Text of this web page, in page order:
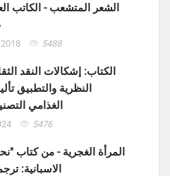
الشعر المتشعب - الكاتب
5488
الكتاب: إشكالات النقد
النظرية والتطبيق
الغذامي
5476
المرأة الغجرية - من كتاب
الاسبانية: